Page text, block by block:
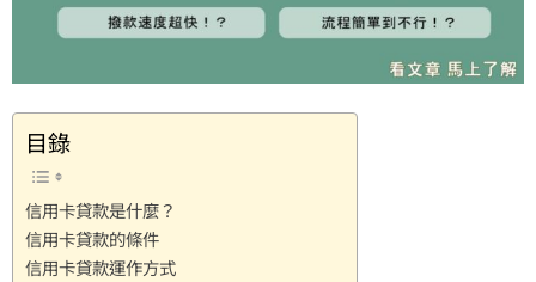
目錄
信用卡貸款是什麼？
信用卡貸款的條件
信用卡貸款運作方式